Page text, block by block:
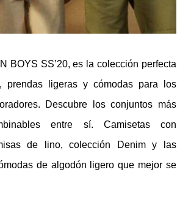
BOYS SS’20, es la colección perfecta
prendas ligeras y cómodas para los
Descubre los conjuntos más
entre sí. Camisetas con
de lino, colección Denim y las
de algodón ligero que mejor se